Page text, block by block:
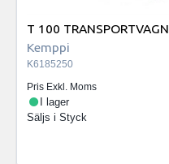
T 100 TRANSPORTVAGN
Kemppi
K6185250
Pris Exkl. Moms
I lager
Säljs i Styck